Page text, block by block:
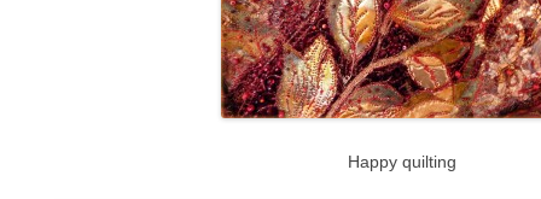
Happy quilting